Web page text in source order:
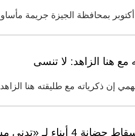
بمحافظة الجيزة جريمة
هنا الزاهد: لا تنسى
إن ذكرياته مع طليقته هنا
مستواهم الدراسي»